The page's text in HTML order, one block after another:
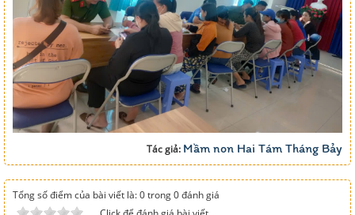
Tác giả: Mầm non Hai Tám Tháng Bảy
Tổng số điểm của bài viết là: 0 trong 0 đánh giá